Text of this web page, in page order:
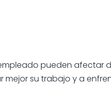
pueden afectar
su trabajo y a